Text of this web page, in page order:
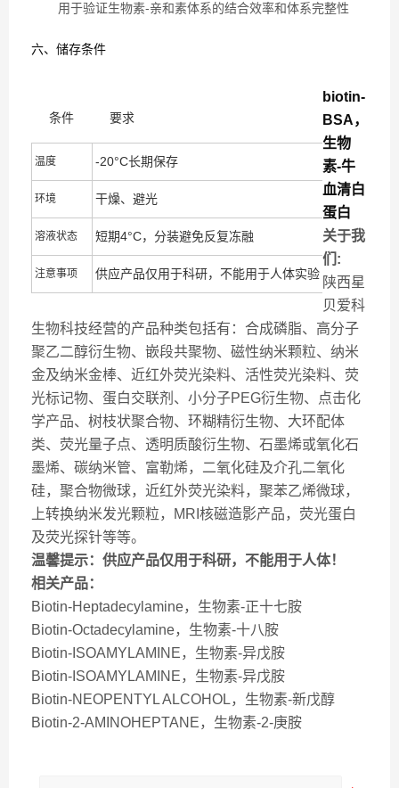
用于验证生物素-亲和素体系的结合效率和体系完整性
六、储存条件
条件 要求
温度 -20°C长期保存
环境 干燥、避光
溶液状态 短期4°C，分装避免反复冻融
注意事项 供应产品仅用于科研，不能用于人体实验
biotin-
BSA，
生物
素-牛
血清白
蛋白
关于我
们:
陕西星
贝爱科
生物科技经营的产品种类包括有：合成磷脂、高分子
聚乙二醇衍生物、嵌段共聚物、磁性纳米颗粒、纳米
金及纳米金棒、近红外荧光染料、活性荧光染料、荧
光标记物、蛋白交联剂、小分子PEG衍生物、点击化
学产品、树枝状聚合物、环糊精衍生物、大环配体
类、荧光量子点、透明质酸衍生物、石墨烯或氧化石
墨烯、碳纳米管、富勒烯，二氧化硅及介孔二氧化
硅，聚合物微球，近红外荧光染料，聚苯乙烯微球，
上转换纳米发光颗粒，MRI核磁造影产品，荧光蛋白
及荧光探针等等。
温馨提示：供应产品仅用于科研，不能用于人体！
相关产品：
Biotin-Heptadecylamine，生物素-正十七胺
Biotin-Octadecylamine，生物素-十八胺
Biotin-ISOAMYLAMINE，生物素-异戊胺
Biotin-ISOAMYLAMINE，生物素-异戊胺
Biotin-NEOPENTYL ALCOHOL，生物素-新戊醇
Biotin-2-AMINOHEPTANE，生物素-2-庚胺